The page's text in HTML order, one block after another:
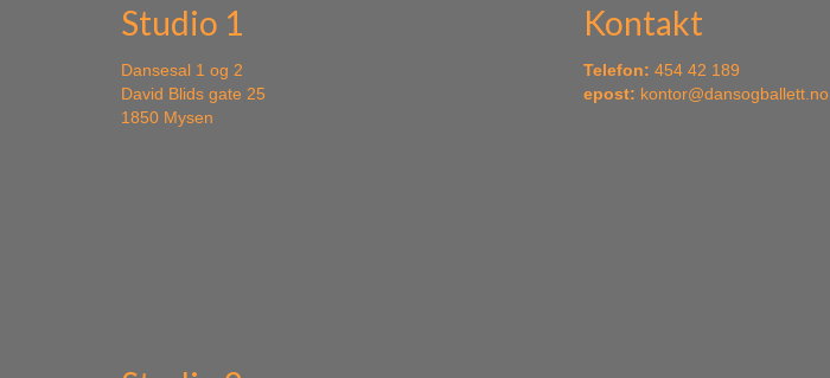
Studio 1
Dansesal 1 og 2
David Blids gate 25
1850 Mysen
Kontakt
Telefon: 454 42 189
epost: kontor@dansogballett.no